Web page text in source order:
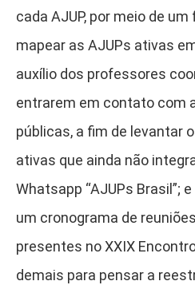
cada AJUP, por meio de
mapear as AJUPs ativas
auxílio dos professores
entrarem em contato com
públicas, a fim de levantar
ativas que ainda não
Whatsapp “AJUPs Brasil”;
um cronograma de
presentes no XXIX
demais para pensar a